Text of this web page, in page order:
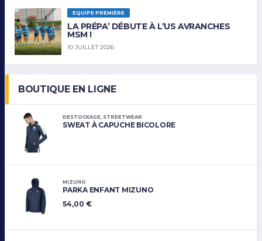
EQUIPE PREMIÈRE
LA PRÉPA’ DÉBUTE À L’US AVRANCHES
MSM !
10 JUILLET 2026
BOUTIQUE EN LIGNE
DESTOCKAGE STREETWEAR
SWEAT À CAPUCHE BICOLORE
MIZUNO
PARKA ENFANT MIZUNO
54,00 €